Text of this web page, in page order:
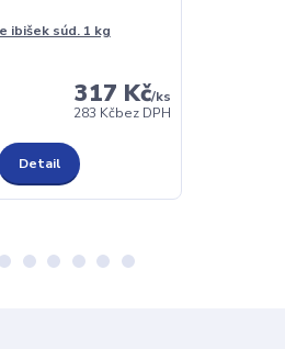
ibišek súd. 1 kg
317 Kč/ks
283 Kčbez DPH
Detail